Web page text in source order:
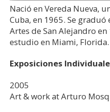
Nació en Vereda Nueva,
Cuba, en 1965. Se
Artes de San Alejandro en
estudio en Miami, Florida.
Exposiciones
2005
Art & work at Arturo